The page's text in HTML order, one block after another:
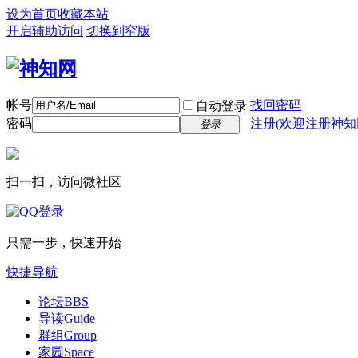
设为首页收藏本站
开启辅助访问 切换到窄版
帐号 自动登录 找回密码
密码
登录 注册(欢迎注册神
扫一扫，访问微社区
只需一步，快速开始
快捷导航
论坛BBS
导读Guide
群组Group
家园 Space